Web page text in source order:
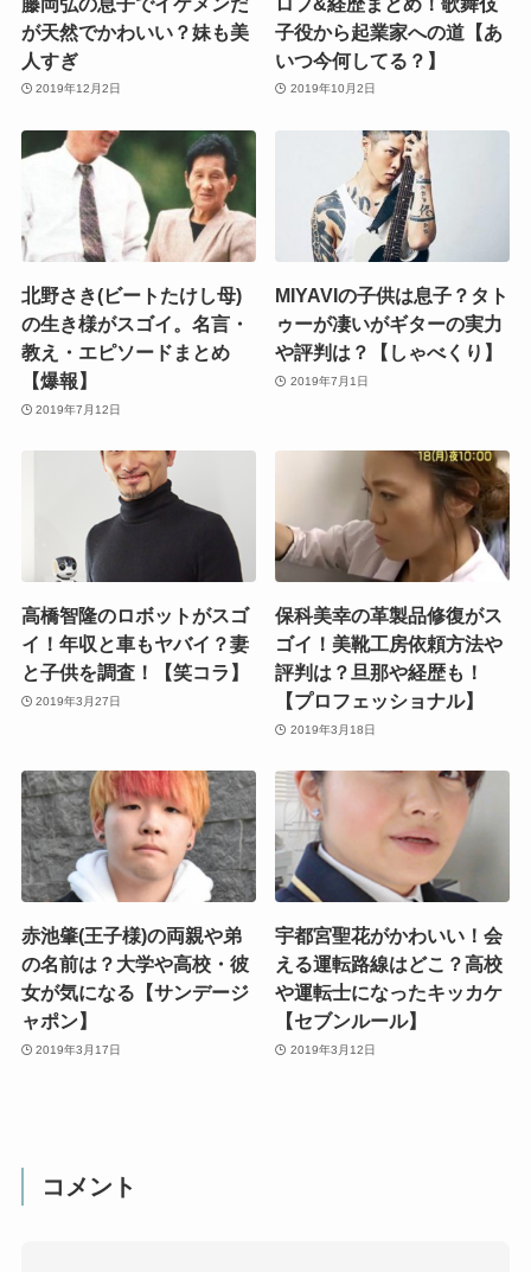
が天然でかわいい？妹も美
人すぎ
2019年12月2日
子役から起業家への道【あ
いつ今何してる？】
2019年10月2日
北野さき(ビートたけし母)
の生き様がスゴイ。名言・
教え・エピソードまとめ
【爆報】
2019年7月12日
MIYAVIの子供は息子？タト
ゥーが凄いがギターの実力
や評判は？【しゃべくり】
2019年7月1日
高橋智隆のロボットがスゴ
イ！年収と車もヤバイ？妻
と子供を調査！【笑コラ】
2019年3月27日
保科美幸の革製品修復がス
ゴイ！美靴工房依頼方法や
評判は？旦那や経歴も！
【プロフェッショナル】
2019年3月18日
赤池肇(王子様)の両親や弟
の名前は？大学や高校・彼
女が気になる【サンデージ
ャポン】
2019年3月17日
宇都宮聖花がかわいい！会
える運転路線はどこ？高校
や運転士になったキッカケ
【セブンルール】
2019年3月12日
コメント